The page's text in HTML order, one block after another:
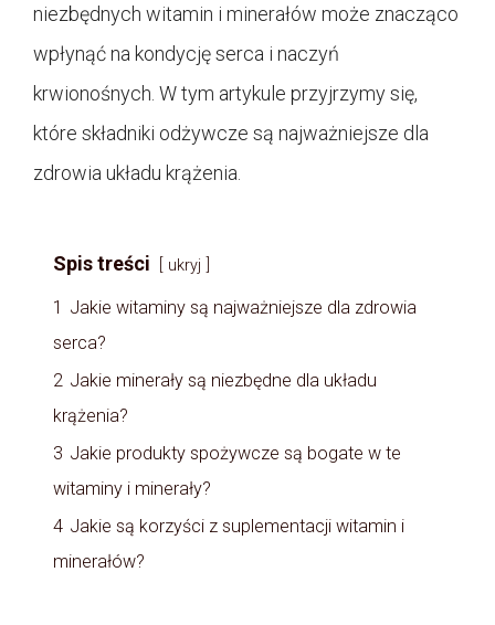
niezbędnych witamin i minerałów może znacząco
wpłynąć na kondycję serca i naczyń
krwionośnych. W tym artykule przyjrzymy się,
które składniki odżywcze są najważniejsze dla
zdrowia układu krążenia.
Spis treści ukryj
1 Jakie witaminy są najważniejsze dla zdrowia
serca?
2 Jakie minerały są niezbędne dla układu
krążenia?
3 Jakie produkty spożywcze są bogate w te
witaminy i minerały?
4 Jakie są korzyści z suplementacji witamin i
minerałów?